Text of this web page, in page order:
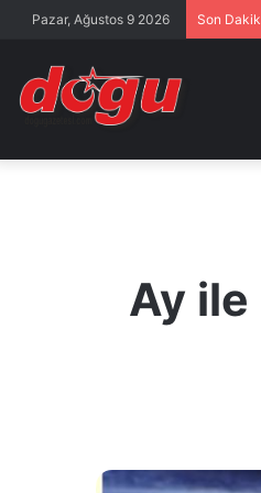
Pazar, Ağustos 9 2026 Son
Ay ile